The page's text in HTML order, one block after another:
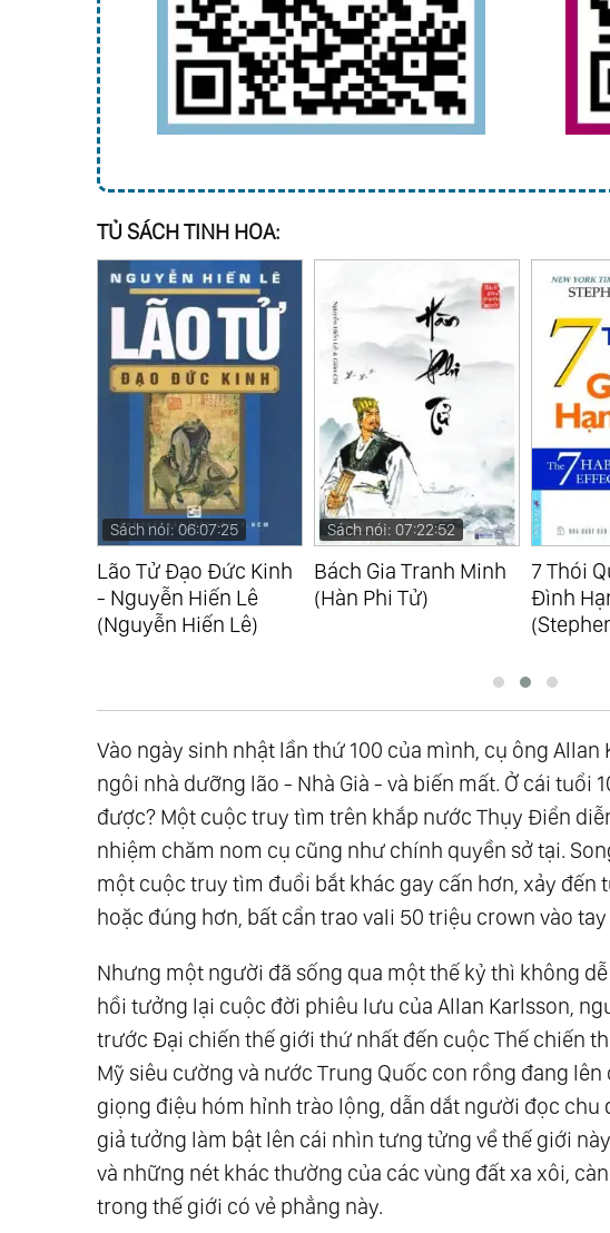
TỦ SÁCH TINH HOA:
Sách nói: 06:07:25
Lão Tử Đạo Đức Kinh
- Nguyễn Hiến Lê
(Nguyễn Hiến Lê)
Sách nói: 07:22:52
Bách Gia Tranh Minh
(Hàn Phi Tử)
7 Thói
Đình
Vào ngày sinh nhật lần thứ 100 của mình, cụ ông
ngôi nhà dưỡng lão - Nhà Già - và biến mất. Ở cái tuổi
được? Một cuộc truy tìm trên khắp nước Thụy Điển
nhiệm chăm nom cụ cũng như chính quyền sở tại.
một cuộc truy tìm đuổi bắt khác gay cấn hơn, xảy đến
hoặc đúng hơn, bất cẩn trao vali 50 triệu crown vào tay
Nhưng một người đã sống qua một thế kỷ thì không
hồi tưởng lại cuộc đời phiêu lưu của Allan Karlsson,
trước Đại chiến thế giới thứ nhất đến cuộc Thế chiến
Mỹ siêu cường và nước Trung Quốc con rồng đang
giọng điệu hóm hỉnh trào lộng, dẫn dắt người đọc
giả tưởng làm bật lên cái nhìn tưng tửng về thế giới
và những nét khác thường của các vùng đất xa xôi,
trong thế giới có vẻ phẳng này.